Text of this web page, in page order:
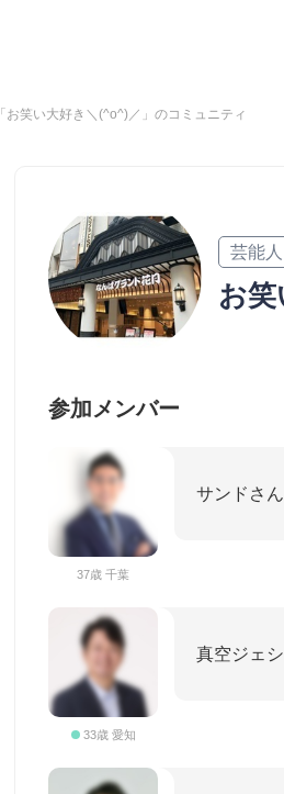
「お笑い大好き＼(^o^)／」のコミュニティ
芸能
お
参加メンバー
37歳 千葉
サンドさ
33歳 愛知
真空ジェ